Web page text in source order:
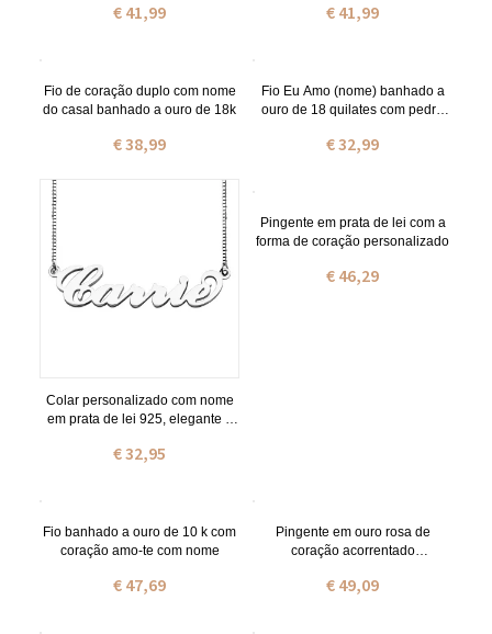
€ 41,99 € 41,99
Fio de coração duplo com nome
do casal banhado a ouro de 18k
€ 38,99
Fio Eu Amo (nome) banhado a
ouro de 18 quilates com pedra
€ 32,99
Colar personalizado com nome
em prata de lei 925, elegante e
dos Namorados, aniversário ou
€ 32,95
Pingente em prata de lei com a
forma de coração personalizado
€ 46,29
Fio banhado a ouro de 10 k com
coração amo-te com nome
€ 47,69
Pingente em ouro rosa de
coração acorrentado
€ 49,09